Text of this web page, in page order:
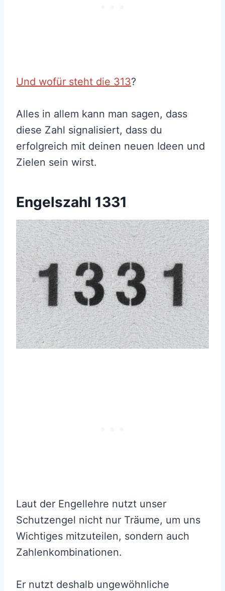
Und wofür steht die 313?
Alles in allem kann man sagen, dass
diese Zahl signalisiert, dass du
erfolgreich mit deinen neuen Ideen und
Zielen sein wirst.
Engelszahl 1331
Laut der Engellehre nutzt unser
Schutzengel nicht nur Träume, um uns
Wichtiges mitzuteilen, sondern auch
Zahlenkombinationen.
Er nutzt deshalb ungewöhnliche